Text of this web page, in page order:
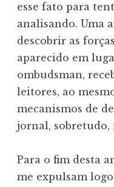
esse fato para
analisando. Uma
descobrir as
aparecido em
ombudsman,
leitores, ao
mecanismos de
jornal, sobretudo,
Para o fim desta
me expulsam